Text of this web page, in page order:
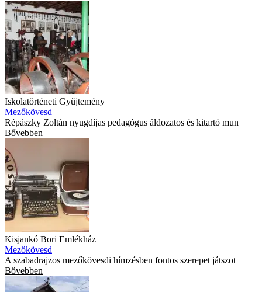
Iskolatörténeti Gyűjtemény
Mezőkövesd
Répászky Zoltán nyugdíjas pedagógus áldozatos és kitartó mun
Bővebben
Kisjankó Bori Emlékház
Mezőkövesd
A szabadrajzos mezőkövesdi hímzésben fontos szerepet játszot
Bővebben